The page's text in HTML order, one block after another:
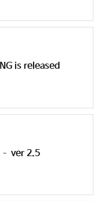
is released
– ver 2.5